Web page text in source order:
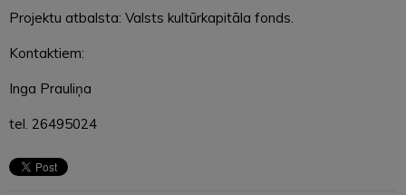
Projektu atbalsta: Valsts kultūrkapitāla fonds.
Kontaktiem:
Inga Prauliņa
tel. 26495024